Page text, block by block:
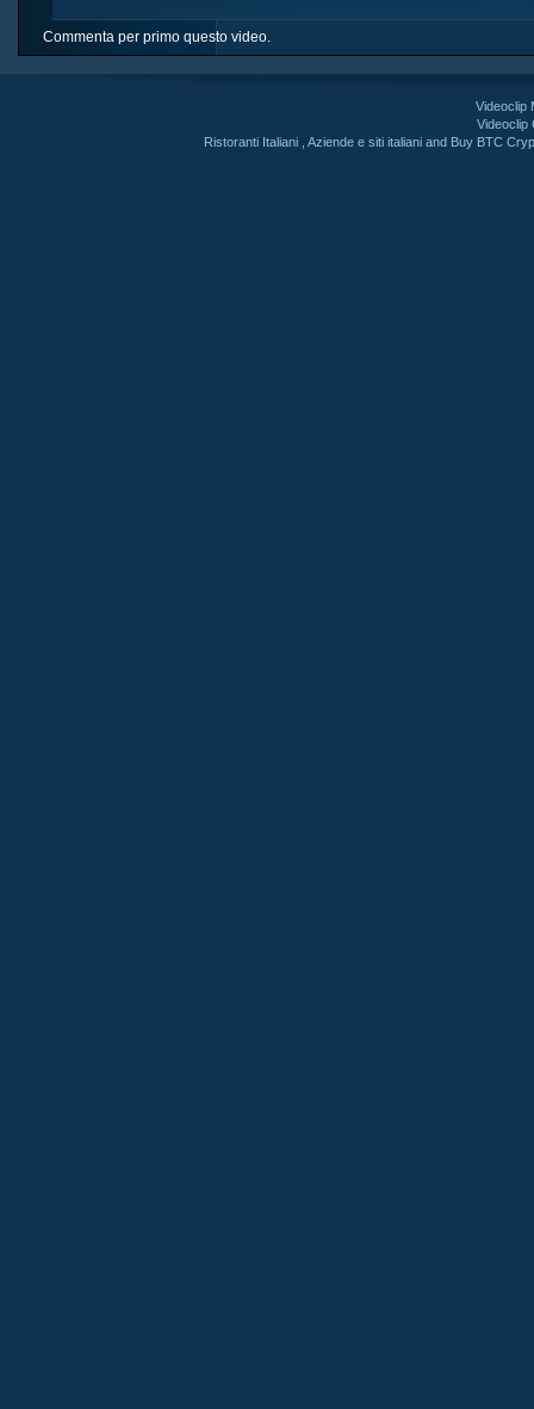
Commenta per primo questo video.
Videoclip
Videoclip
Ristoranti Italiani ,Aziende e siti italiani and Buy BTC